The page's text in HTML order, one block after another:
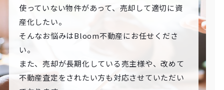
使っていない物件があって、売却して適切に資
産化したい。
そんなお悩みはBloom不動産にお任せくださ
い。
また、売却が長期化している売主様や、改めて
不動産査定をされたい方も対応させていただい